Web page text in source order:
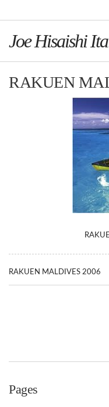
Joe Hisaishi
RAKUEN
RAKUEN MALDIVES 2006
Pages